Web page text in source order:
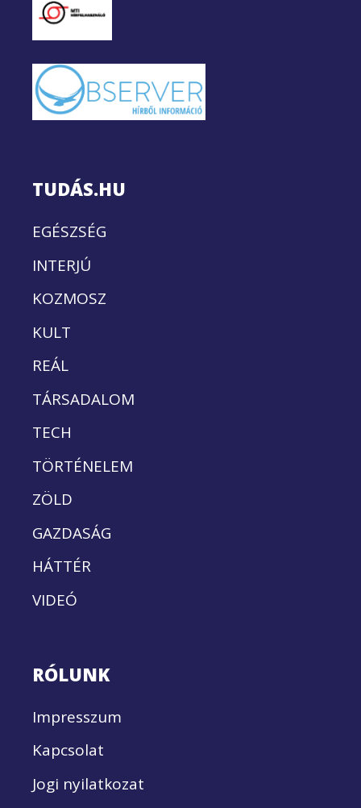
TUDÁS.HU
EGÉSZSÉG
INTERJÚ
KOZMOSZ
KULT
REÁL
TÁRSADALOM
TECH
TÖRTÉNELEM
ZÖLD
GAZDASÁG
HÁTTÉR
VIDEÓ
RÓLUNK
Impresszum
Kapcsolat
Jogi nyilatkozat